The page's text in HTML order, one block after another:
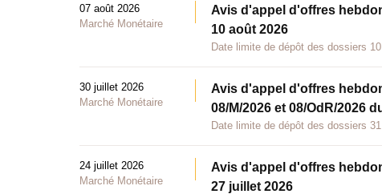
07 août 2026
Marché Monétaire
Avis d'appel d'offres
10 août 2026
Date limite de dépôt des dossiers
30 juillet 2026
Marché Monétaire
Avis d'appel d'offres
08/M/2026 et 08/OdR/2026
Date limite de dépôt des dossiers
24 juillet 2026
Marché Monétaire
Avis d'appel d'offres
27 juillet 2026